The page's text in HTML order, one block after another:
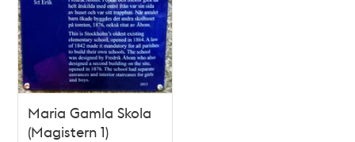
teman
Maria Gamla Skola
(Magistern 1)